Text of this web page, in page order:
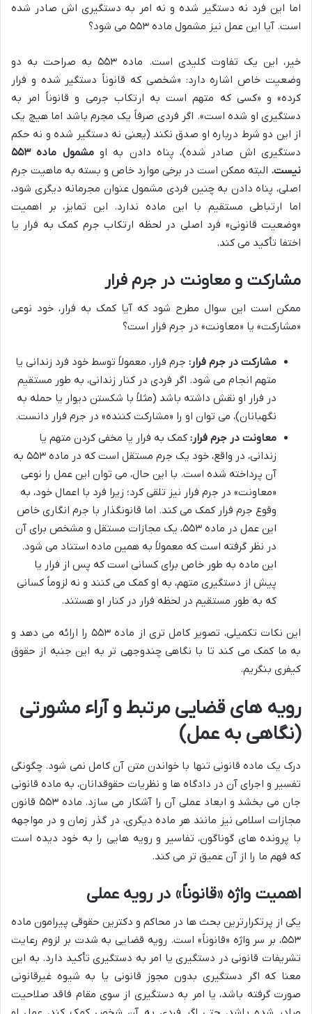
اما این فرد نه دستگیر شده و نه امر به دستگیری اش صادر شده
است. آیا این عمل نیز مشمول ماده ۵۵۳ می شود؟
خیر، این یک تفاوت کلیدی است. ماده ۵۵۳ به صراحت به دو
وضعیت خاص اشاره دارد: «شخصی که قانوناً دستگیر شده و فرار
کرده» و «کسی که متهم است به ارتکاب جرمی و قانوناً امر به
دستگیری او شده است». اگر فردی صرفاً یک مجرم باشد اما هیچ یک
از این دو شرط درباره او صدق نکند (یعنی نه دستگیر شده و نه حکم
دستگیری اش صادر شده)، پناه دادن به او
مشمول ماده ۵۵۳
نیست. البته ممکن است در برخی موارد خاص و بسته به ماهیت جرم
اصلی، پناه دادن به چنین فردی مشمول عنوان مجرمانه دیگری شود،
اما ارتباطی مستقیم با این ماده ندارد. این تمایز، بر اهمیت
«وضعیت قانونی» فرد اصلی در لحظه ارتکاب جرم کمک به فرار یا
اختفا تأکید می کند.
مشارکت و معاونت در جرم فرار
ممکن است این سوال مطرح شود که آیا کمک به فرار، خود نوعی
«مشارکت» یا «معاونت» در جرم فرار است؟
مشارکت در جرم فرار: جرم فرار، معمولاً توسط خود فرد زندانی یا
متهم انجام می شود. اگر فردی در کنار زندانی، به طور مستقیم
در فرار او نقش داشته باشد (مثلاً با شکستن دیوار یا حمله به
نگهبانان)، می توان او را «مشارکت کننده» در جرم فرار دانست.
معاونت در جرم فرار: کمک به فرار یا مخفی کردن متهم یا
زندانی، در واقع، خود یک جرم مستقل است که در ماده ۵۵۳ به
آن پرداخته شده است. با این حال، می توان این عمل را نوعی
«معاونت» در جرم فرار نیز تلقی کرد؛ زیرا فرد با اعمال خود، به
وقوع جرم فرار کمک می کند. اما قانونگذار با جرم انگاری خاص
این عمل در ماده ۵۵۳، یک مجازات مستقل و مشخص برای آن
در نظر گرفته است که معمولاً به همین ماده استناد می شود.
این ماده به طور خاص برای کسانی است که پس از فرار یا
پیش از دستگیری متهم، به او کمک می کنند و نه لزوماً کسانی
که به طور مستقیم در لحظه فرار در کنار او هستند.
این نکات تکمیلی، تصویر کامل تری از ماده ۵۵۳ را ارائه می دهد و
به ما کمک می کند تا با نگاهی چندوجهی تر به این جنبه از حقوق
کیفری بنگریم.
رویه های قضایی مرتبط و آراء مشورتی
(نگاهی به عمل)
درک یک ماده قانونی تنها با خواندن متن آن کامل نمی شود. چگونگی
تفسیر و اجرای آن در دادگاه ها و نظریات حقوقدانان، به ماده قانونی
جان می بخشد و ابعاد عملی آن را آشکار می سازد. ماده ۵۵۳ قانون
مجازات اسلامی نیز مانند هر ماده دیگری، در گذر زمان و در مواجهه
با پرونده های گوناگون، تفاسیر و رویه هایی را به خود دیده است
که فهم ما را از آن عمیق تر می کند.
اهمیت واژه «قانوناً» در رویه عملی
یکی از پرتکرارترین بحث ها در محاکم و دکترین حقوقی پیرامون ماده
۵۵۳، بر سر واژه «قانوناً» است. رویه قضایی به شدت بر لزوم رعایت
تشریفات قانونی در دستگیری یا امر به دستگیری تأکید دارد. به این
معنا که اگر دستگیری بدون مجوز قانونی یا به شیوه غیرقانونی
صورت گرفته باشد، یا امر به دستگیری از سوی مقام فاقد صلاحیت